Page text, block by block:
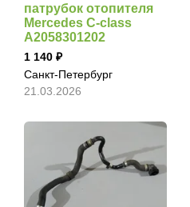
патрубок отопителя
Mercedes C-class
A2058301202
1 140
Санкт-Петербург
21.03.2026